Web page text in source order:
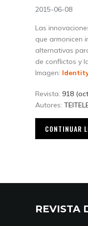
2015-06-08
Las
que armonicen
alternativas
de conflictos y
Imagen:
Revista: 918
Autores:
CONTINUAR
REVISTA